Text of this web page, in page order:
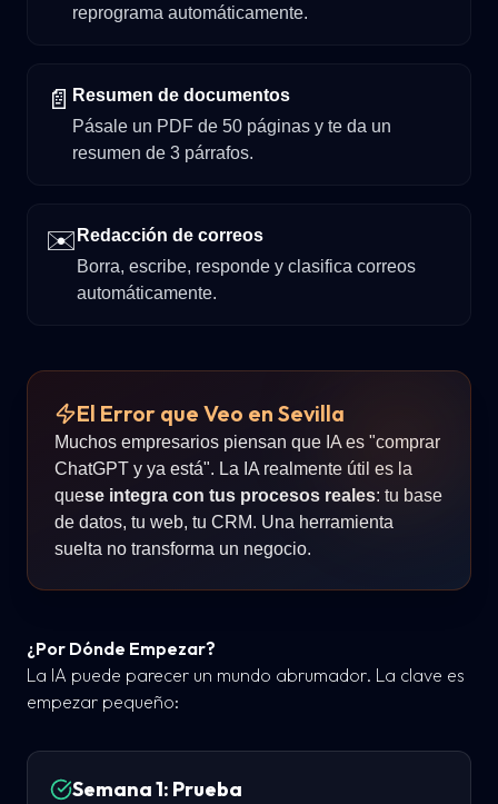
reprograma automáticamente.
📄 Resumen de documentos
Pásale un PDF de 50 páginas y te da un
resumen de 3 párrafos.
✉️ Redacción de correos
Borra, escribe, responde y clasifica correos
automáticamente.
El Error que Veo en Sevilla
Muchos empresarios piensan que IA es "comprar
ChatGPT y ya está". La IA realmente útil es la
quese integra con tus procesos reales: tu base
de datos, tu web, tu CRM. Una herramienta
suelta no transforma un negocio.
¿Por Dónde Empezar?
La IA puede parecer un mundo abrumador. La clave es
empezar pequeño:
Semana 1: Prueba